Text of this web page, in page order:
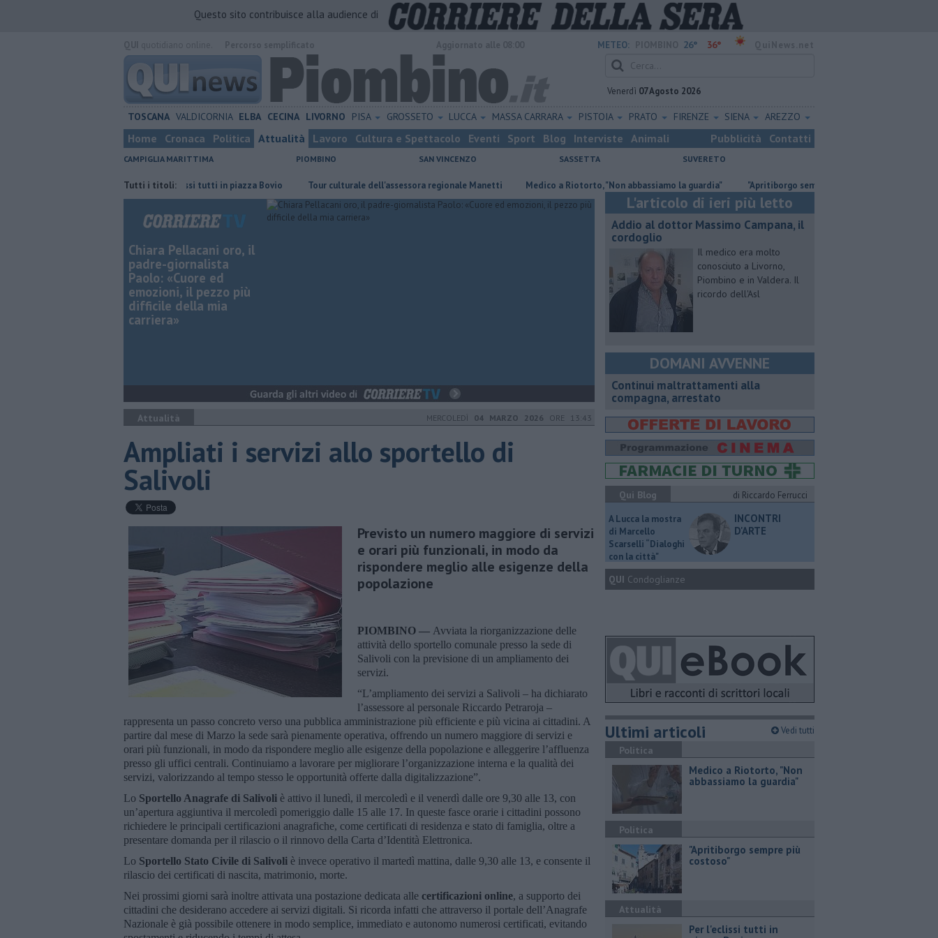
Questo sito contribuisce alla audience di
METEO: 26° 36°
Venerdì 07 Agosto 2026
TOSCANA VALDICORNIA ELBA CECINA LIVORNO PISA GROSSETO LUCCA MASSA CARRARA PISTOIA PRATO FIRENZE SIENA AREZZO
Home Cronaca Politica Attualità Lavoro Cultura e Spettacolo Eventi Sport Blog Interviste Animali Pubblicità Contatti
CAMPIGLIA MARITTIMA PIOMBINO SAN VINCENZO SASSETTA SUVERETO
Tutti i titoli:
Per l'eclissi tutti in piazza Bovio Tour culturale dell'assessora regionale Manetti Medico a Riotorto, "Non abbassiamo la guardia" "Apritiborgo sempre più costoso"
Chiara Pellacani oro, il
padre-giornalista
Paolo: «Cuore ed
emozioni, il pezzo più
difficile della mia
carriera»
Attualità MERCOLEDÌ 04 MARZO 2026 ORE 13:43
Ampliati i servizi allo sportello di
Salivoli
Previsto un numero maggiore di servizi
e orari più funzionali, in modo da
rispondere meglio alle esigenze della
popolazione
PIOMBINO — Avviata la riorganizzazione delle
attività dello sportello comunale presso la sede di
Salivoli con la previsione di un ampliamento dei
servizi.
“L’ampliamento dei servizi a Salivoli – ha dichiarato
l’assessore al personale Riccardo Petraroja –
rappresenta un passo concreto verso una pubblica amministrazione più efficiente e più vicina ai cittadini. A
partire dal mese di Marzo la sede sarà pienamente operativa, offrendo un numero maggiore di servizi e
orari più funzionali, in modo da rispondere meglio alle esigenze della popolazione e alleggerire l’affluenza
presso gli uffici centrali. Continuiamo a lavorare per migliorare l’organizzazione interna e la qualità dei
servizi, valorizzando al tempo stesso le opportunità offerte dalla digitalizzazione”.
Lo Sportello Anagrafe di Salivoli è attivo il lunedì, il mercoledì e il venerdì dalle ore 9,30 alle 13, con
un’apertura aggiuntiva il mercoledì pomeriggio dalle 15 alle 17. In queste fasce orarie i cittadini possono
richiedere le principali certificazioni anagrafiche, come certificati di residenza e stato di famiglia, oltre a
presentare domanda per il rilascio o il rinnovo della Carta d’Identità Elettronica.
Lo Sportello Stato Civile di Salivoli è invece operativo il martedì mattina, dalle 9,30 alle 13, e consente il
rilascio dei certificati di nascita, matrimonio, morte.
Nei prossimi giorni sarà inoltre attivata una postazione dedicata alle certificazioni online, a supporto dei
cittadini che desiderano accedere ai servizi digitali. Si ricorda infatti che attraverso il portale dell’Anagrafe
Nazionale è già possibile ottenere in modo semplice, immediato e autonomo numerosi certificati, evitando
L'articolo di ieri più letto
Addio al dottor Massimo Campana, il
cordoglio
Il medico era molto
conosciuto a Livorno,
Piombino e in Valdera. Il
ricordo dell'Asl
DOMANI AVVENNE
Continui maltrattamenti alla
compagna, arrestato
Qui Blog
di Riccardo Ferrucci
A Lucca la mostra
di Marcello
Scarselli “Dialoghi
con la città"
INCONTRI
D'ARTE
QUI Condoglianze
Ultimi articoli Vedi tutti
Politica
Medico a Riotorto, "Non
abbassiamo la guardia"
Politica
"Apritiborgo sempre più
costoso"
Attualità
Per l'eclissi tutti in